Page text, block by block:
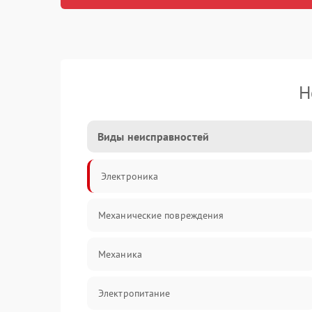
Виды неисправностей
Электроника
Механические повреждения
Механика
Электропитание